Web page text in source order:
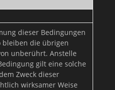
dieser Bedingungen
bleiben die übrigen
unberührt. Anstelle
gilt eine solche
Zweck dieser
wirksamer Weise